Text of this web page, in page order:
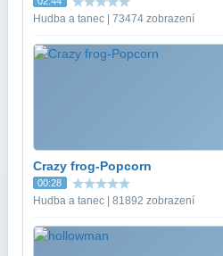
Hudba a tanec | 73474 zobrazení
Crazy frog-Popcorn
00:28
Hudba a tanec | 81892 zobrazení